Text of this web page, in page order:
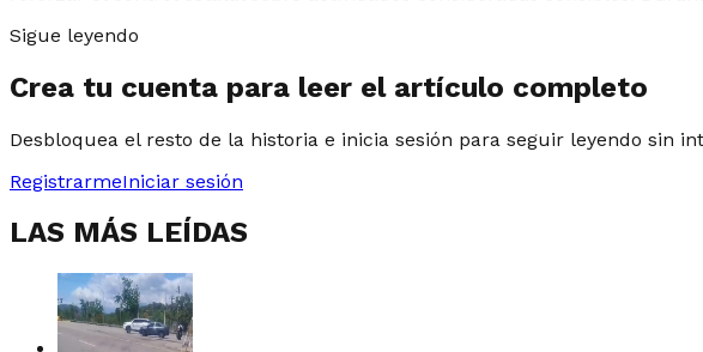
Sigue leyendo
Crea tu cuenta para leer el artículo completo
Desbloquea el resto de la historia e inicia sesión para seguir leyendo sin
RegistrarmeIniciar sesión
LAS MÁS LEÍDAS